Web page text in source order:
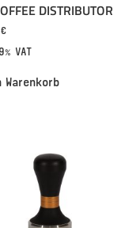
DISTRIBUTOR
€
VAT